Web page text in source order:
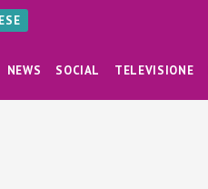
NEWS SOCIAL TELEVISIONE